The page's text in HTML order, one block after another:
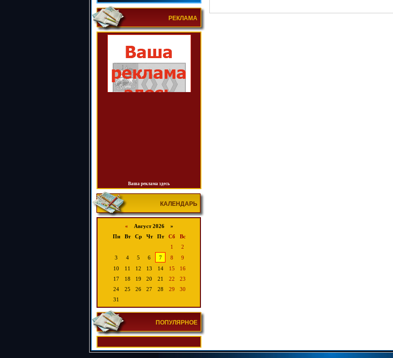
РЕКЛАМА
Ваша реклама здесь
КАЛЕНДАРЬ
« Август 2026 »
Пн
Вт Ср Чт Пт Сб
Вс
1
2
3
4 5 6 7 8
9
10
11 12 13 14 15
16
17
18 19 20 21 22
23
24
25 26 27 28 29
30
31
ПОПУЛЯРНОЕ